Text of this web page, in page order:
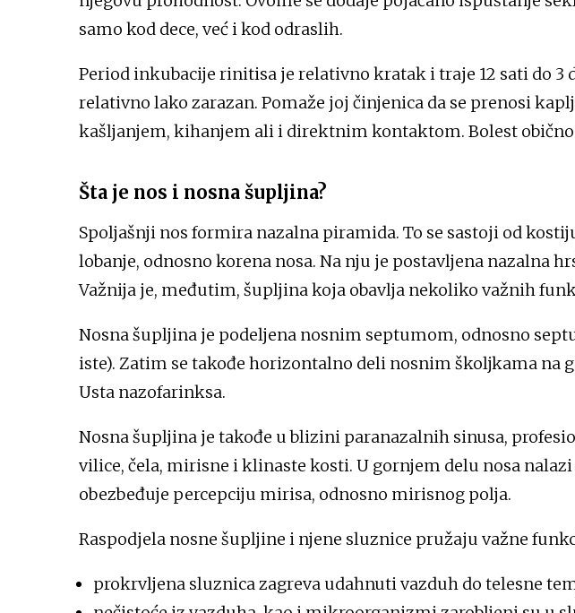
samo kod dece, već i kod odraslih.
Period inkubacije rinitisa je relativno kratak i traje 12 sati do 3
relativno lako zarazan. Pomaže joj činjenica da se prenosi
kašljanjem, kihanjem ali i direktnim kontaktom. Bolest obično
Šta je nos i nosna šupljina?
Spoljašnji nos formira nazalna piramida. To se sastoji od
lobanje, odnosno korena nosa. Na nju je postavljena nazalna
Važnija je, međutim, šupljina koja obavlja nekoliko važnih
Nosna šupljina je podeljena nosnim septumom, odnosno
iste). Zatim se takođe horizontalno deli nosnim školjkama na
Usta nazofarinksa.
Nosna šupljina je takođe u blizini paranazalnih sinusa,
vilice, čela, mirisne i klinaste kosti. U gornjem delu nosa
obezbeđuje percepciju mirisa, odnosno mirisnog polja.
Raspodjela nosne šupljine i njene sluznice pružaju važne
prokrvljena sluznica zagreva udahnuti vazduh do telesne